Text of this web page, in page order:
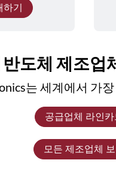
하기
도체 제조업
는 세계에서 가
공급업체 라인카
모든 제조업체